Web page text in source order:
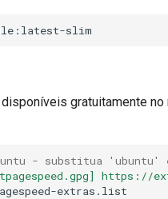
gratuitamente
- substitua 'ubuntu'
https://
extras.list